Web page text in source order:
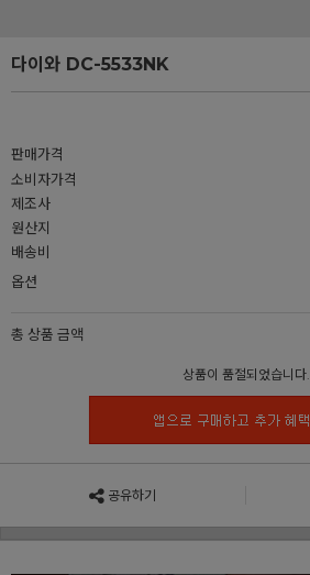
다이와 DC-5533NK
판매가격
소비자가격
제조사
원산지
배송비
옵션
총 상품 금액
상품이 품절되었습니다.
공유하기